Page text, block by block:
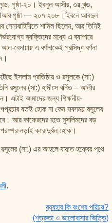
পৃষ্ঠা-২০। ইবনুল আসীর, ৩য় খন্ড,
পৃষ্ঠা — ২০৭ ২০৮। ইবনে আবদুল
সেনাবাহিনীতে শামিল ছিলেন, আর তিনিই
ব্যক্তিদের মধ্যে এ ব্যাপারে
বেদায়ায় এ বর্ণনাকেই প্রসিদ্ধ বর্ণনা
ইসলাম প্রতিষ্ঠায় ও রসুলকে (সা:)
রসুলের (সা:) হাদীসে বর্নিত – আলীর
এটাই আমাদের জন্য শিক্ষনীয়-
যতই হোক না কেন সবসময় রসুলের
আর কাফেরদের হতে মুসলিমদের বড়
লড়াই করে দুর্বল হোক।
রসুলের (সা:) এর আহলে বায়াত হক্বের পথে
.
ব্যবহার কি বংশের পরিচয়?
(শত্রুতা ও ভালোবাসার ভিত্তি)